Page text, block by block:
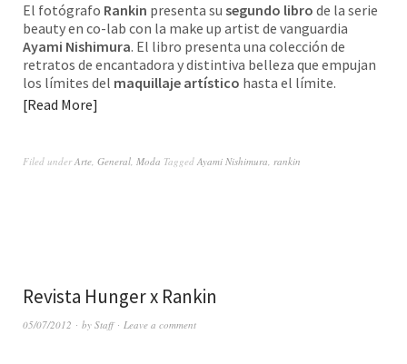
El fotógrafo Rankin presenta su segundo libro de la serie
beauty en co-lab con la make up artist de vanguardia
Ayami Nishimura. El libro presenta una colección de
retratos de encantadora y distintiva belleza que empujan
los límites del maquillaje artístico hasta el límite.
Read More
Filed underArte, General, Moda Tagged Ayami Nishimura, rankin
Revista Hunger x Rankin
05/07/2012 by Staff Leave a comment